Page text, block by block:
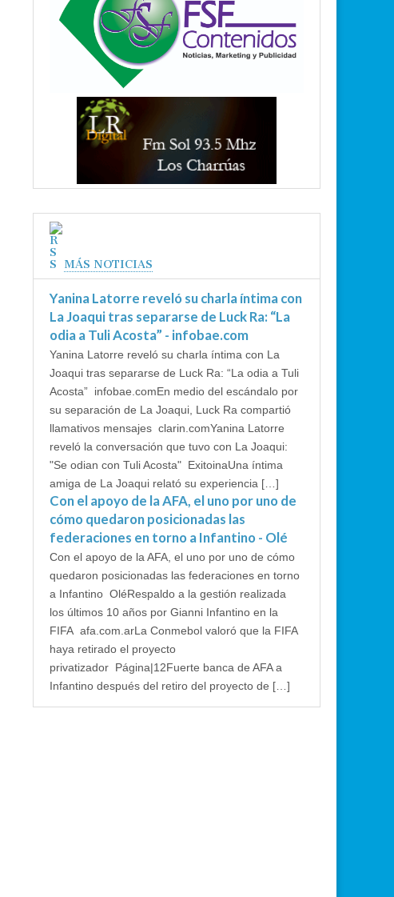
MÁS NOTICIAS
Yanina Latorre reveló su charla íntima con
La Joaqui tras separarse de Luck Ra: “La
odia a Tuli Acosta” - infobae.com
Yanina Latorre reveló su charla íntima con La
Joaqui tras separarse de Luck Ra: “La odia a Tuli
Acosta” infobae.comEn medio del escándalo por
su separación de La Joaqui, Luck Ra compartió
llamativos mensajes clarin.comYanina Latorre
reveló la conversación que tuvo con La Joaqui:
"Se odian con Tuli Acosta" ExitoinaUna íntima
amiga de La Joaqui relató su experiencia […]
Con el apoyo de la AFA, el uno por uno de
cómo quedaron posicionadas las
federaciones en torno a Infantino - Olé
Con el apoyo de la AFA, el uno por uno de cómo
quedaron posicionadas las federaciones en torno
a Infantino OléRespaldo a la gestión realizada
los últimos 10 años por Gianni Infantino en la
FIFA afa.com.arLa Conmebol valoró que la FIFA
haya retirado el proyecto
privatizador Página|12Fuerte banca de AFA a
Infantino después del retiro del proyecto de […]